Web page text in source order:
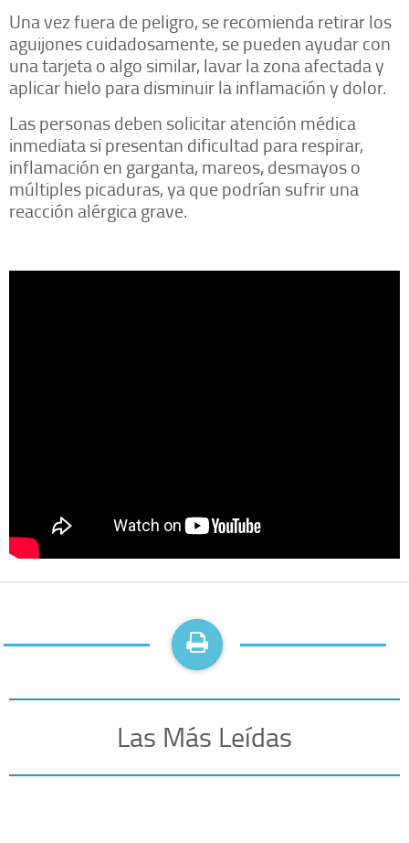
Una vez fuera de peligro, se recomienda retirar los
aguijones cuidadosamente, se pueden ayudar con
una tarjeta o algo similar, lavar la zona afectada y
aplicar hielo para disminuir la inflamación y dolor.
Las personas deben solicitar atención médica
inmediata si presentan dificultad para respirar,
inflamación en garganta, mareos, desmayos o
múltiples picaduras, ya que podrían sufrir una
reacción alérgica grave.
Las Más Leídas